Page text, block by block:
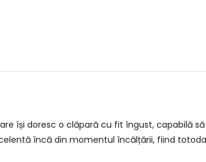
își doresc o clăpară cu fit îngust, capabilă
încă din momentul încălțării, fiind